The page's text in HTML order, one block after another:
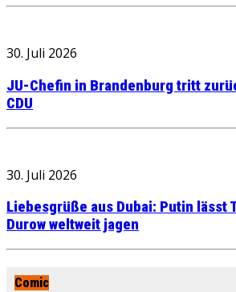
30. Juli 2026
JU-Chefin in Brandenburg tritt
CDU
30. Juli 2026
Liebesgrüße aus Dubai: Putin lässt
Durow weltweit jagen
Comic